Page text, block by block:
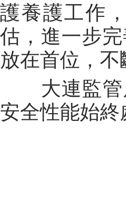
護養護工作
估，進一步
放在首位，
大連監管
安全性能始